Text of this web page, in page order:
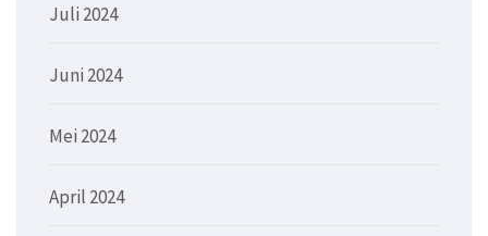
Juli 2024
Juni 2024
Mei 2024
April 2024